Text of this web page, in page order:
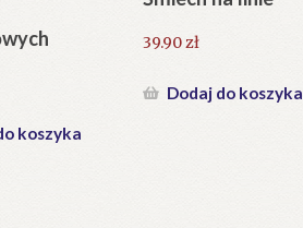
koszyka
39.90zł
Dodaj do koszyka